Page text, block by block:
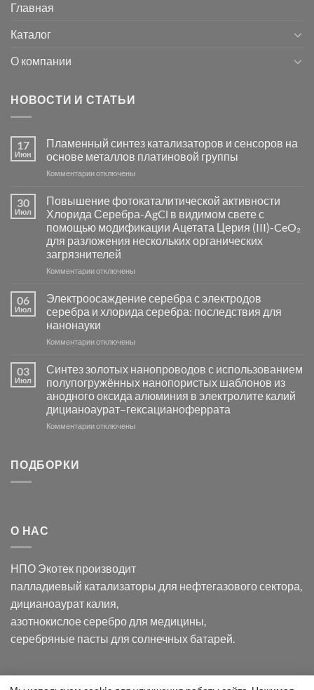
Главная
Каталог
О компании
НОВОСТИ И СТАТЬИ
17
Июн
Пламенный синтез катализаторов и сенсоров на
основе металлов платиновой группы
Комментариик
Пламенный
синтез
катализаторов
и
сенсоров
на
основе
группы
отключены
30
Июл
Повышение фотокаталитической активности
Хлорида Серебра-AgCl в видимом свете с
помощью модификации Ацетата Церия (III)-CeO₂
для разложения нескольких органических
загрязнителей
Комментариик
фотокаталитической
активности
Хлорида
Серебра-
в
видимом
свете
с
помощью
модификации
отключены
06
Июл
Электроосаждение серебра с электродов
серебра и хлорида серебра: последствия для
нанонауки
Комментариик
серебра
с
электродов
серебра
и
отключены
03
Июл
Синтез золотых нанопроводов с использованием
полупогружённых нанопористых шаблонов из
анодного оксида алюминия в электролите калий
дицианоаурат–гексацианоферрата
Комментариик
оксида
в
электролите
калий
дицианоаурат–
гексацианоферрата
отключены
ПОДБОРКИ
О НАС
НПО Экотек производит
палладиевый катализаторы для нефтегазового сектора,
дицианоаурат калия,
азотнокислое серебро для медицины,
серебряные пасты для солнечных батарей.